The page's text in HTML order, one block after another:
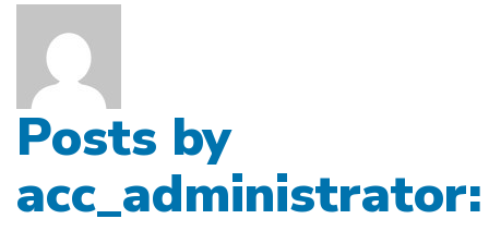
Posts by
acc_administrator: